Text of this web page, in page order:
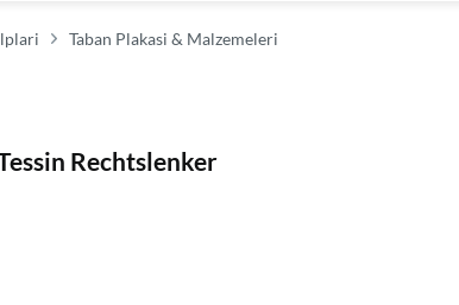
Taban Plakasi & Malzemeleri
Rechtslenker